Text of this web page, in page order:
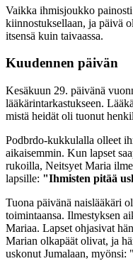
Vaikka ihmisjoukko
kiinnostuksellaan, ja päivä
itsensä kuin taivaassa.
Kuudennen päivän
Kesäkuun 29. päivänä
lääkärintarkastukseen.
mistä heidät oli tuonut
Podbrdo-kukkulalla olleet
aikaisemmin. Kun lapset
rukoilla, Neitsyet Maria
lapsille: "Ihmisten pitää
Tuona päivänä naislääkäri
toimintaansa. Ilmestyksen
Mariaa. Lapset ohjasivat
Marian olkapäät olivat, ja
uskonut Jumalaan, myönsi: